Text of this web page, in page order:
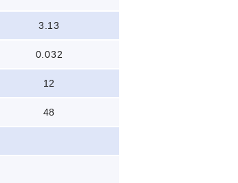
3.13
0.032
12
48